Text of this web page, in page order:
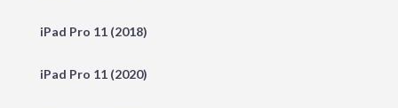
iPad Pro 11 (2018)
iPad Pro 11 (2020)